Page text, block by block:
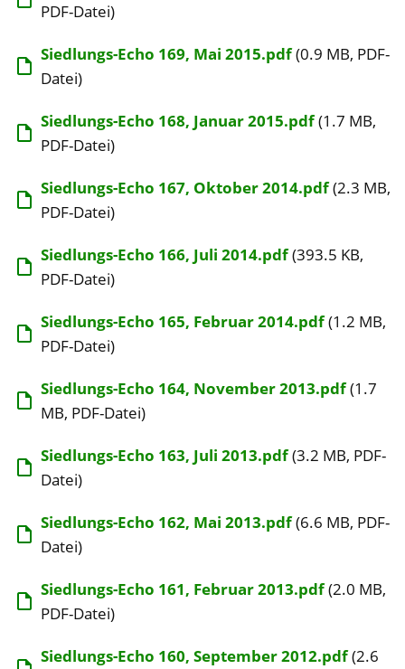
PDF-Datei)
Siedlungs-Echo 169, Mai 2015.pdf(0.9 MB, PDF-
Datei)
Siedlungs-Echo 168, Januar 2015.pdf(1.7 MB,
PDF-Datei)
Siedlungs-Echo 167, Oktober 2014.pdf(2.3 MB,
PDF-Datei)
Siedlungs-Echo 166, Juli 2014.pdf(393.5 KB,
PDF-Datei)
Siedlungs-Echo 165, Februar 2014.pdf(1.2 MB,
PDF-Datei)
Siedlungs-Echo 164, November 2013.pdf(1.7
MB, PDF-Datei)
Siedlungs-Echo 163, Juli 2013.pdf(3.2 MB, PDF-
Datei)
Siedlungs-Echo 162, Mai 2013.pdf(6.6 MB, PDF-
Datei)
Siedlungs-Echo 161, Februar 2013.pdf(2.0 MB,
PDF-Datei)
Siedlungs-Echo 160, September 2012.pdf(2.6